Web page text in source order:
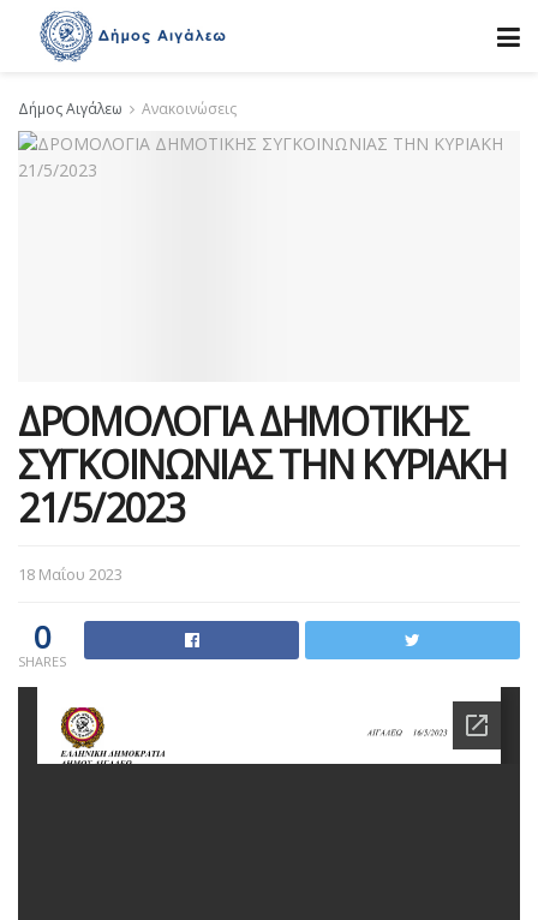
Δήμος Αιγάλεω Ανακοινώσεις
ΔΡΟΜΟΛΟΓΙΑ ΔΗΜΟΤΙΚΗΣ
ΣΥΓΚΟΙΝΩΝΙΑΣ ΤΗΝ ΚΥΡΙΑΚΗ
21/5/2023
18 Μαΐου 2023
0
SHARES